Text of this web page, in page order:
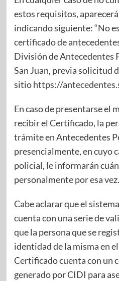
estos requisitos,
indicando siguiente: “No
certificado de
División de Antecedentes
San Juan, previa solicitud
sitiohttps://
En caso de presentarse el
recibir el Certificado, la
trámite en Antecedentes
presencialmente, en cuyo
policial, le informarán
personalmente por esa vez.
Cabe aclarar que el
cuenta con una serie de
que la persona que se
identidad de la misma en
Certificado cuenta con un
generado por CIDI para